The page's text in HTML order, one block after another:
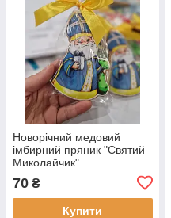
Новорічний медовий
імбирний пряник "Святий
Миколайчик"
70 ₴
Купити